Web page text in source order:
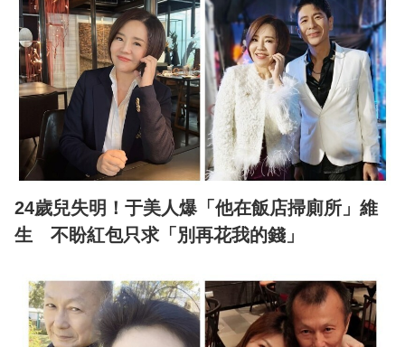
24歲兒失明！于美人爆「他在飯店掃廁所」維
生 不盼紅包只求「別再花我的錢」